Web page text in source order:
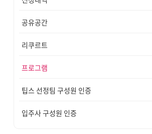
공유공간
리쿠르트
프로그램
팁스 선정팀 구성원 인증
입주사 구성원 인증